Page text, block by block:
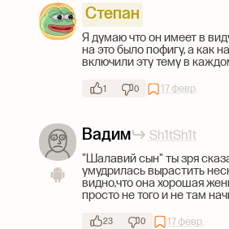
Степан
Я думаю что он имеет в
на это было пофигу, а как
включили эту тему в
1 0 17 февр.
Вадим
Sh1tSh1t
"Шалавий сын" ты зря
умудрилась вырастить
видно,что она хорошая
просто не того и не там
23 0 17 февр.